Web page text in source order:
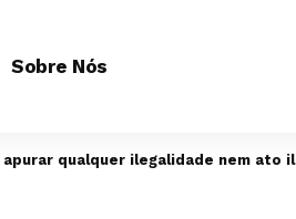
Sobre Nós
qualquer ilegalidade nem ato